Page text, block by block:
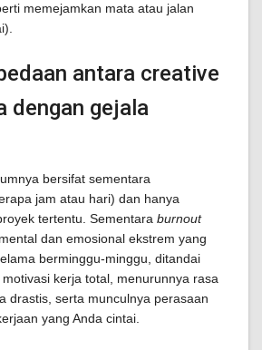
memejamkan mata atau jalan
antara creative
dengan gejala
bersifat sementara
jam atau hari) dan hanya
tertentu. Sementara burnout
dan emosional ekstrem yang
berminggu-minggu, ditandai
kerja total, menurunnya rasa
drastis, serta munculnya perasaan
yang Anda cintai.